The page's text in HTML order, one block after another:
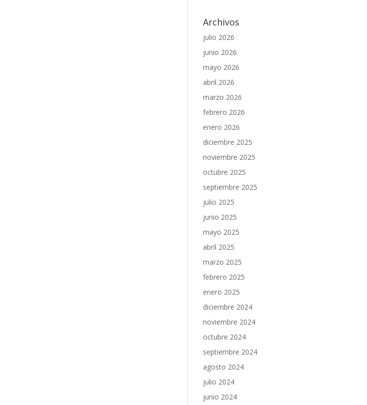
Archivos
julio 2026
junio 2026
mayo 2026
abril 2026
marzo 2026
febrero 2026
enero 2026
diciembre 2025
noviembre 2025
octubre 2025
septiembre 2025
julio 2025
junio 2025
mayo 2025
abril 2025
marzo 2025
febrero 2025
enero 2025
diciembre 2024
noviembre 2024
octubre 2024
septiembre 2024
agosto 2024
julio 2024
junio 2024